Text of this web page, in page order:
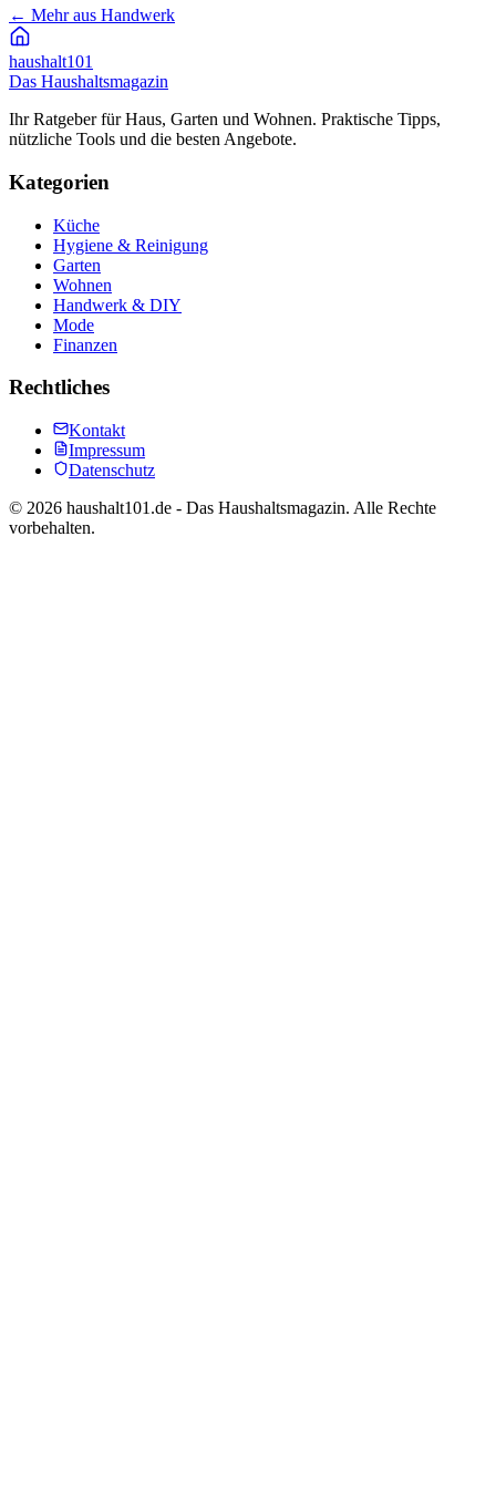
← Mehr aus Handwerk
haushalt101
Das Haushaltsmagazin
Ihr Ratgeber für Haus, Garten und Wohnen. Praktische Tipps,
nützliche Tools und die besten Angebote.
Kategorien
Küche
Hygiene & Reinigung
Garten
Wohnen
Handwerk & DIY
Mode
Finanzen
Rechtliches
Kontakt
Impressum
Datenschutz
© 2026 haushalt101.de - Das Haushaltsmagazin. Alle Rechte
vorbehalten.